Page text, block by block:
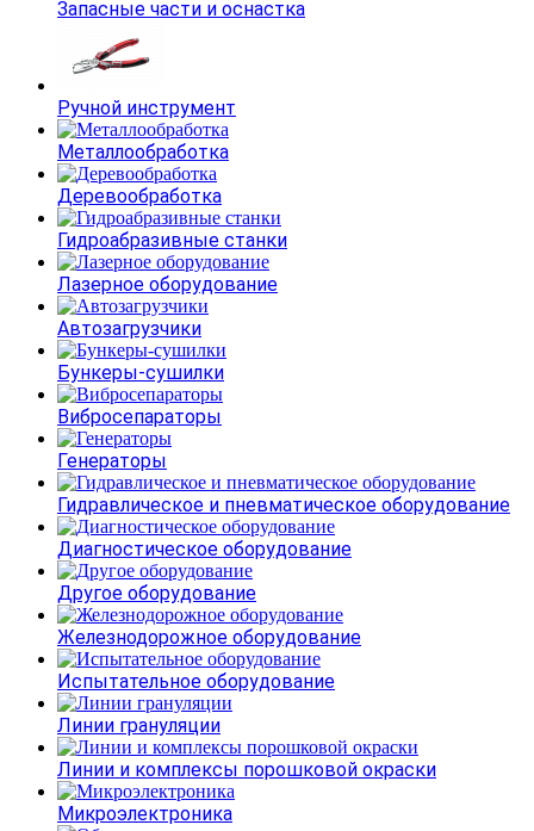
Запасные части и оснастка
Ручной инструмент
Металлообработка
Деревообработка
Гидроабразивные станки
Лазерное оборудование
Автозагрузчики
Бункеры-сушилки
Вибросепараторы
Генераторы
Гидравлическое и пневматическое оборудование
Диагностическое оборудование
Другое оборудование
Железнодорожное оборудование
Испытательное оборудование
Линии грануляции
Линии и комплексы порошковой окраски
Микроэлектроника